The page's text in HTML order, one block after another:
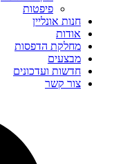
פיפטות
חנות אונליין
אודות
מחלקת הדפסות
מבצעים
חדשות ועדכונים
צור קשר